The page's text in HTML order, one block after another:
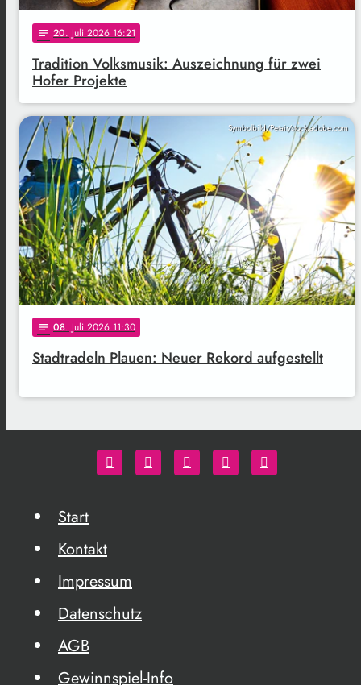
notes 20. Juli 2026 16:21
Tradition Volksmusik: Auszeichnung für zwei
Hofer Projekte
Symbolbild/Petair/stock.adobe.com
notes 08. Juli 2026 11:30
Stadtradeln Plauen: Neuer Rekord aufgestellt
Start
Kontakt
Impressum
Datenschutz
AGB
Gewinnspiel-Info